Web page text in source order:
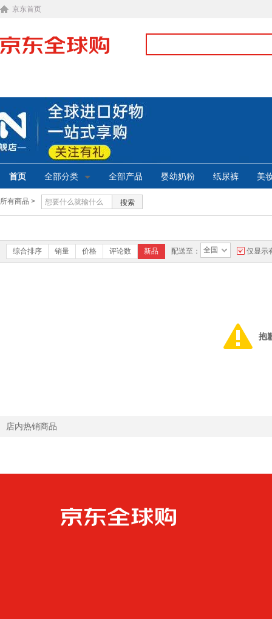
京东首页
首页 全部分类 全部产品 婴幼奶粉 纸尿裤 美
所有商品 > 搜索
综合排序 销量 价格 评论数 新品 配送至： 全国 仅显示
抱
店内热销商品